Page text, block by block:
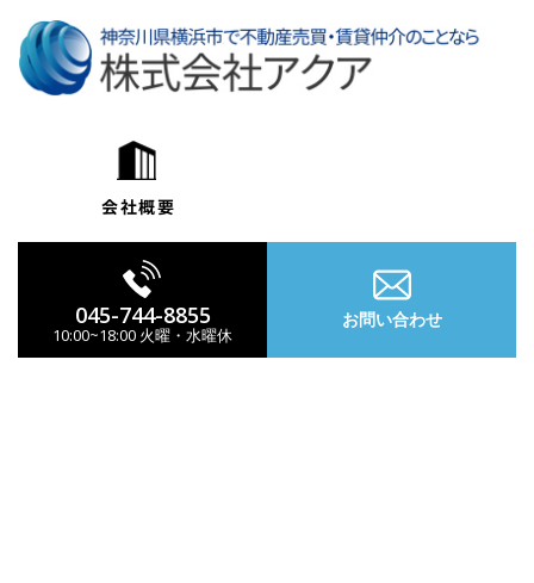
045-744-8855
10:00~18:00 火曜・水曜休
お問い合わせ